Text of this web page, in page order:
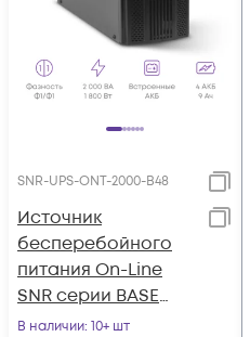
SNR-UPS-ONT-2000-B48
Источник
бесперебойного
питания On-Line
SNR серии BASE
2кВА/1.8кВт, 48VDC
В наличии: 10+ шт